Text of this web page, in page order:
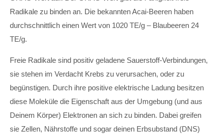
Radikale zu binden an. Die bekannten Acai-Beeren haben
durchschnittlich einen Wert von 1020 TE/g – Blaubeeren 24
TE/g.
Freie Radikale sind positiv geladene Sauerstoff-Verbindungen,
sie stehen im Verdacht Krebs zu verursachen, oder zu
begünstigen. Durch ihre positive elektrische Ladung besitzen
diese Moleküle die Eigenschaft aus der Umgebung (und aus
Deinem Körper) Elektronen an sich zu binden. Dabei greifen
sie Zellen, Nährstoffe und sogar deinen Erbsubstand (DNS)